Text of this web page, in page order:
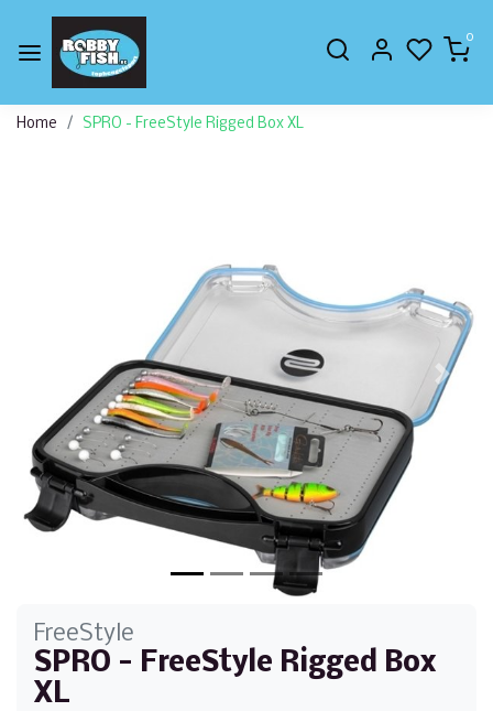
0
Home SPRO - FreeStyle Rigged Box XL
Vorige
FreeStyle
SPRO - FreeStyle Rigged Box
XL